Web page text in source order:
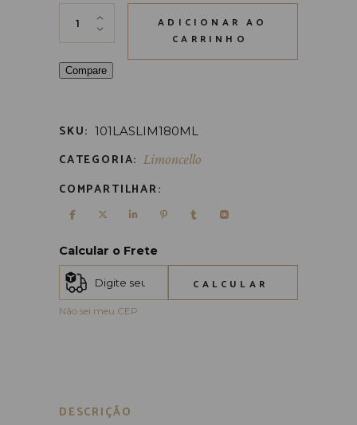
Licor Limoncello 180 ml com limão siciliano,
ADICIONAR AO
CARRINHO
Compare
SKU: 101LASLIM180ML
CATEGORIA: Limoncello
COMPARTILHAR:
Calcular o Frete
CALCULAR
Não sei meu CEP
DESCRIÇÃO